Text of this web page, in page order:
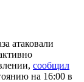
атаковали
сообщил
на 16:00 в